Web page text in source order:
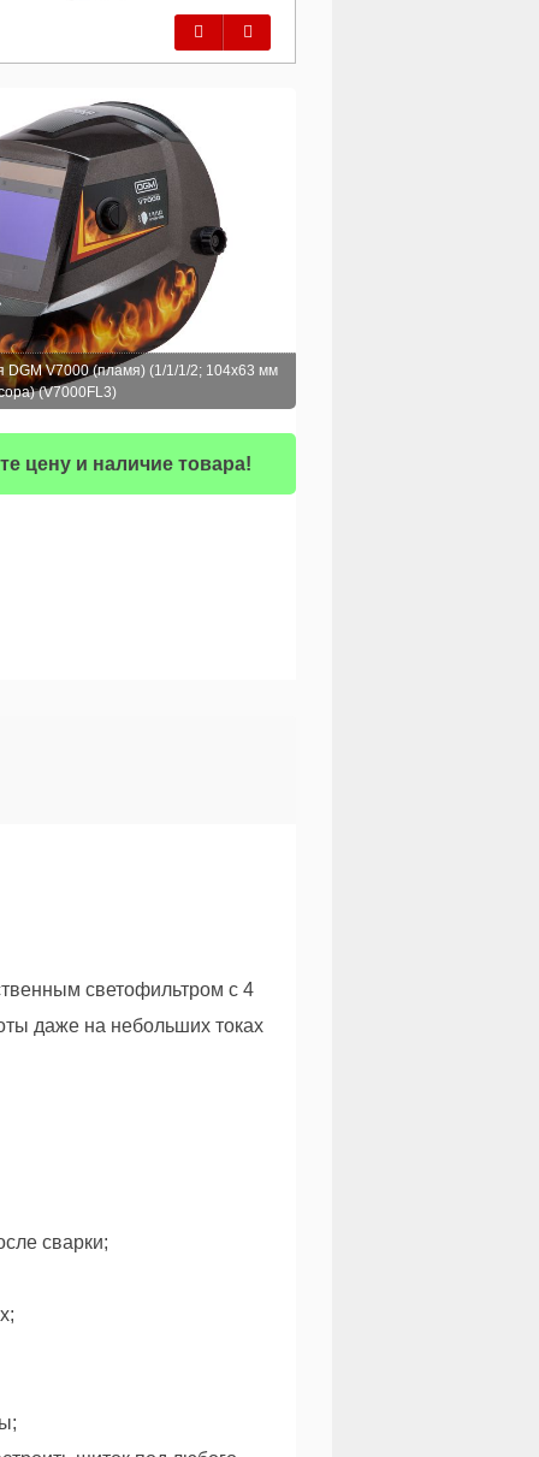
Предыдущий
Следующий
DGM V7000 (пламя) (1/1/1/2; 104x63 мм
(V7000FL3)
цену и наличие товара!
светофильтром с 4
даже на небольших токах
сварки;